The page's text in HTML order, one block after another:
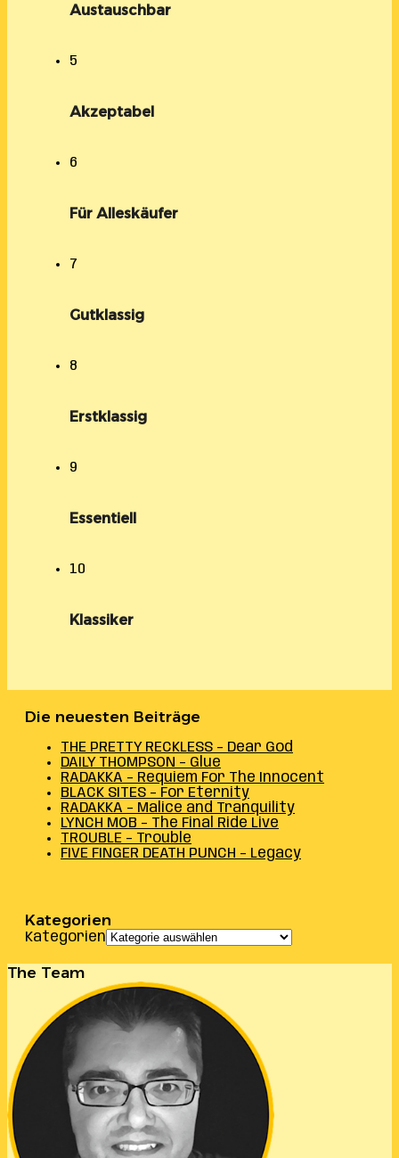
Austauschbar
5
Akzeptabel
6
Für Alleskäufer
7
Gutklassig
8
Erstklassig
9
Essentiell
10
Klassiker
Die neuesten Beiträge
THE PRETTY RECKLESS – Dear God
DAILY THOMPSON – Glue
RADAKKA – Requiem For The Innocent
BLACK SITES – For Eternity
RADAKKA – Malice and Tranquility
LYNCH MOB – The Final Ride Live
TROUBLE – Trouble
FIVE FINGER DEATH PUNCH – Legacy
Kategorien
Kategorien
The Team